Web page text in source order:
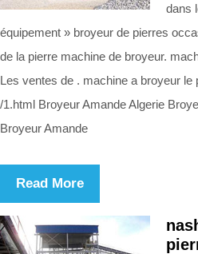
dans
équipement » broyeur de pierres
de la pierre machine de broyeur.
Les ventes de . machine a broyeur le
/1.html Broyeur Amande Algerie
Broyeur Amande
Read More